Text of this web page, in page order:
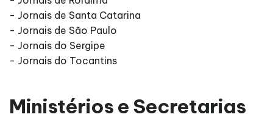
- Jornais de Santa Catarina
- Jornais de São Paulo
- Jornais do Sergipe
- Jornais do Tocantins
Ministérios e Secretarias